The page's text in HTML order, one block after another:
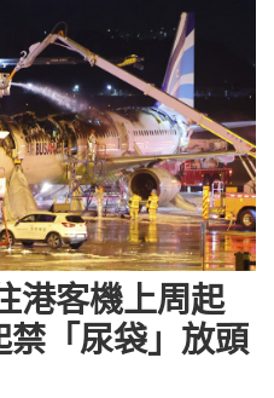
港客機上周起
禁「尿袋」放頭